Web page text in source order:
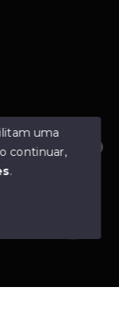
te ajudar.
de Imóveis
CNAI 37357
uma
continuar,
.